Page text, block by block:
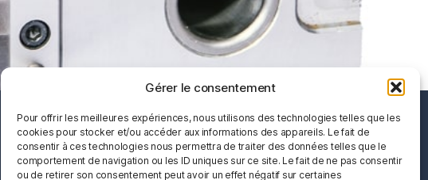
Gérer le consentement
Pour offrir les meilleures expériences, nous utilisons des technologies telles que les
cookies pour stocker et/ou accéder aux informations des appareils. Le fait de
consentir à ces technologies nous permettra de traiter des données telles que le
comportement de navigation ou les ID uniques sur ce site. Le fait de ne pas consentir
ou de retirer son consentement peut avoir un effet négatif sur certaines